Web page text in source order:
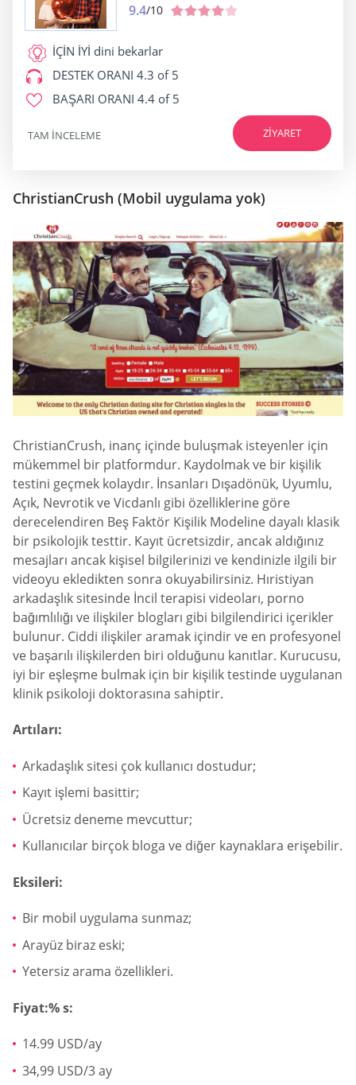
9.4/10
İÇİN İYİ dini bekarlar
DESTEK ORANI 4.3 of 5
BAŞARI ORANI 4.4 of 5
ZIYARET
TAM INCELEME
ChristianCrush (Mobil uygulama yok)
ChristianCrush, inanç içinde buluşmak isteyenler için
mükemmel bir platformdur. Kaydolmak ve bir kişilik
testini geçmek kolaydır. İnsanları Dışadönük, Uyumlu,
Açık, Nevrotik ve Vicdanlı gibi özelliklerine göre
derecelendiren Beş Faktör Kişilik Modeline dayalı klasik
bir psikolojik testtir. Kayıt ücretsizdir, ancak aldığınız
mesajları ancak kişisel bilgilerinizi ve kendinizle ilgili bir
videoyu ekledikten sonra okuyabilirsiniz. Hıristiyan
arkadaşlık sitesinde İncil terapisi videoları, porno
bağımlılığı ve ilişkiler blogları gibi bilgilendirici içerikler
bulunur. Ciddi ilişkiler aramak içindir ve en profesyonel
ve başarılı ilişkilerden biri olduğunu kanıtlar. Kurucusu,
iyi bir eşleşme bulmak için bir kişilik testinde uygulanan
klinik psikoloji doktorasına sahiptir.
Artıları:
Arkadaşlık sitesi çok kullanıcı dostudur;
Kayıt işlemi basittir;
Ücretsiz deneme mevcuttur;
Kullanıcılar birçok bloga ve diğer kaynaklara erişebilir.
Eksileri:
Bir mobil uygulama sunmaz;
Arayüz biraz eski;
Yetersiz arama özellikleri.
Fiyat:% s:
14.99 USD/ay
34,99 USD/3 ay